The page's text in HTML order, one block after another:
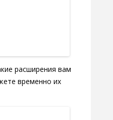
расширения вам
временно их